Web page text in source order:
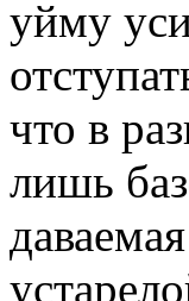
уйму
что в
лишь